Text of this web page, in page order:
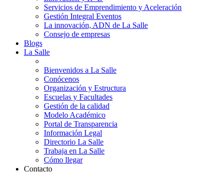
Servicios de Emprendimiento y Aceleración
Gestión Integral Eventos
La innovación, ADN de La Salle
Consejo de empresas
Blogs
La Salle
Bienvenidos a La Salle
Conócenos
Organización y Estructura
Escuelas y Facultades
Gestión de la calidad
Modelo Académico
Portal de Transparencia
Información Legal
Directorio La Salle
Trabaja en La Salle
Cómo llegar
Contacto